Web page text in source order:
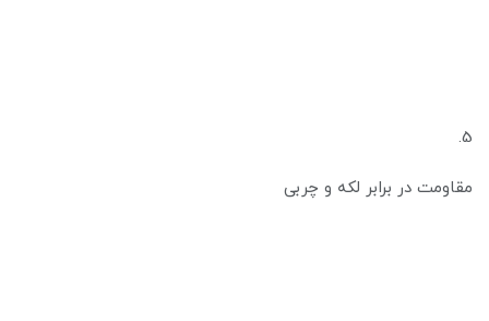
5.
مقاومت در برابر لکه و چربی